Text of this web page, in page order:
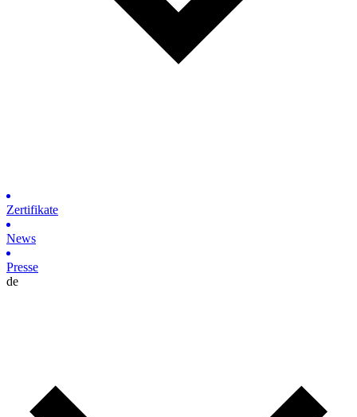
Zertifikate
News
Presse
de